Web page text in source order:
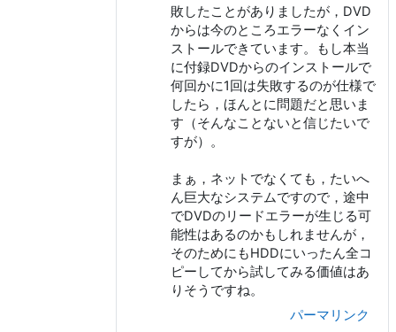
敗したことがありましたが，DVD
からは今のところエラーなくイン
ストールできています。もし本当
に付録DVDからのインストールで
何回かに1回は失敗するのが仕様で
したら，ほんとに問題だと思いま
す（そんなことないと信じたいで
すが）。
まぁ，ネットでなくても，たいへ
ん巨大なシステムですので，途中
でDVDのリードエラーが生じる可
能性はあるのかもしれませんが，
そのためにもHDDにいったん全コ
ピーしてから試してみる価値はあ
りそうですね。
パーマリンク